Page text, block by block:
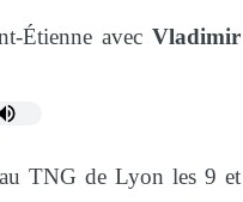
Étienne avec Vladimir
TNG de Lyon les 9 et